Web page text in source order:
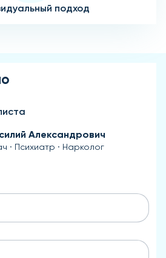
подход
Александрович
· Психиатр · Нарколог